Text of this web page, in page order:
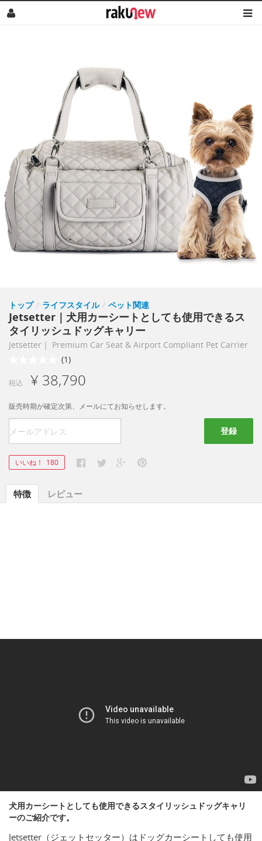
トップ / ライフスタイル / ペット関連
Jetsetter｜犬用カーシートとしても使用できるス
タイリッシュドッグキャリー
Jetsetter｜ Premium Car Seat & Airport Compliant Pet Carrier
(1)
税込 ¥ 38,790
販売時期が確定次第、メールにてお知らせします。
登録
いいね！ 180
特徴 レビュー
犬用カーシートとしても使用できるスタイリッシュドッグキャリ
ーのご紹介です。
Jetsetter（ジェットセッター）はドッグカーシートしても使用